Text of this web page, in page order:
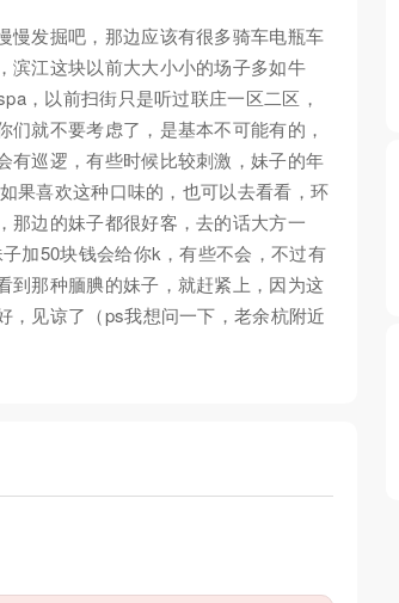
慢发掘吧，那边应该有很多骑车电瓶车
滨江这块以前大大小小的场子多如牛
，以前扫街只是听过联庄一区二区，
就不要考虑了，是基本不可能有的，
有巡逻，有些时候比较刺激，妹子的年
果喜欢这种口味的，也可以去看看，环
那边的妹子都很好客，去的话大方一
加50块钱会给你k，有些不会，不过有
到那种腼腆的妹子，就赶紧上，因为这
，见谅了（ps我想问一下，老余杭附近